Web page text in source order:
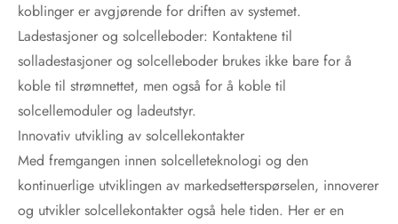
koblinger er avgjørende for driften av systemet.
Ladestasjoner og solcelleboder: Kontaktene til
solladestasjoner og solcelleboder brukes ikke bare for å
koble til strømnettet, men også for å koble til
solcellemoduler og ladeutstyr.
Innovativ utvikling av solcellekontakter
Med fremgangen innen solcelleteknologi og den
kontinuerlige utviklingen av markedsetterspørselen, innoverer
og utvikler solcellekontakter også hele tiden. Her er en